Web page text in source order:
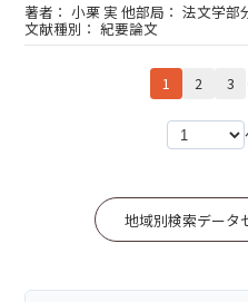
小栗 実 他 法文学部
紀要論文
1 2 3
地域別検索データ